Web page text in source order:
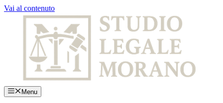
Vai al contenuto
Menu